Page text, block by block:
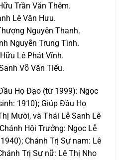
Trần Văn Thêm.
Lê Văn Hưu.
Nguyên Thanh.
Nguyễn Trung Tình.
Lê Phát Vĩnh.
Võ Văn Tiếu.
Họ Đạo (từ 1999): Ngọc
1910); Giúp Đầu Họ
Mười, và Thái Lễ Sanh Lê
Hội Trưởng: Ngọc Lễ
Chánh Trị Sự nam: Lê
Trị Sự nữ: Lê Thị Nho